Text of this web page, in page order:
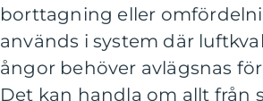
borttagning eller
används i system där
ångor behöver avlägsnas
Det kan handla om allt från